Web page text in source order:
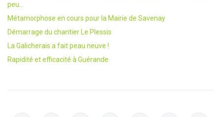
peu…
Métamorphose en cours pour la Mairie de Savenay
Démarrage du chantier Le Plessis
La Galicherais a fait peau neuve !
Rapidité et efficacité à Guérande